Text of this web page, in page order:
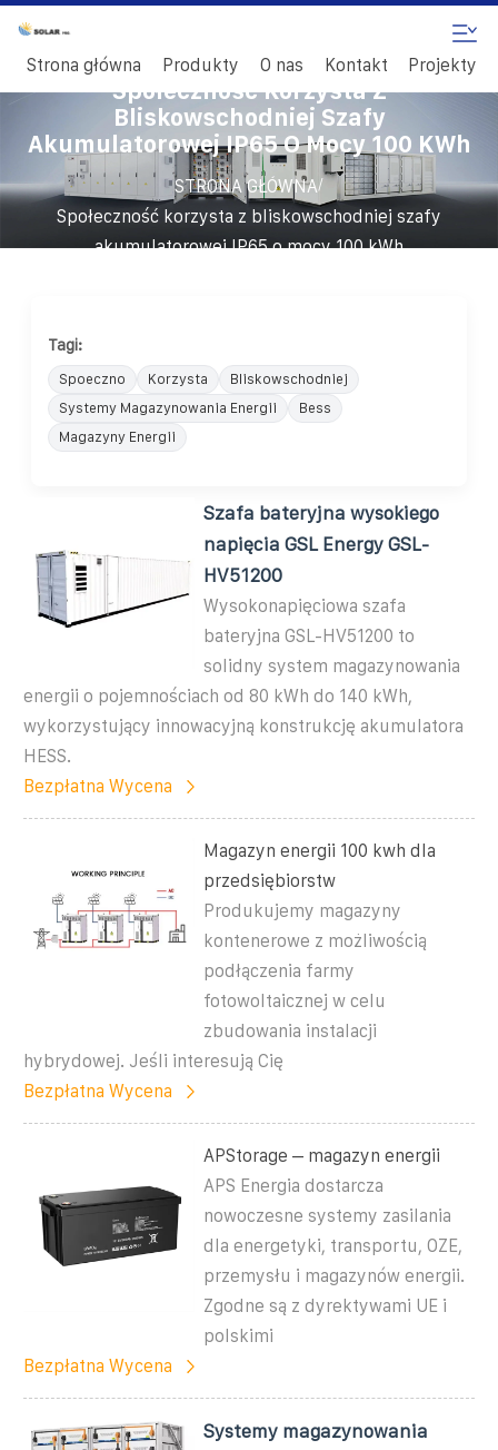
Strona główna Produkty O nas Kontakt Projekty
Społeczność Korzysta Z
Bliskowschodniej Szafy
Akumulatorowej IP65 O Mocy 100 KWh
STRONA GŁÓWNA/
Społeczność korzysta z bliskowschodniej szafy
akumulatorowej IP65 o mocy 100 kWh
Tagi:
Spoeczno Korzysta
Bliskowschodniej
Systemy Magazynowania Energii
Bess
Magazyny Energii
Szafa bateryjna wysokiego
napięcia GSL Energy GSL-
HV51200
Wysokonapięciowa szafa
bateryjna GSL-HV51200 to
solidny system magazynowania
energii o pojemnościach od 80 kWh do 140 kWh,
wykorzystujący innowacyjną konstrukcję akumulatora
HESS.
Bezpłatna Wycena
Magazyn energii 100 kwh dla
przedsiębiorstw
Produkujemy magazyny
kontenerowe z możliwością
podłączenia farmy
fotowoltaicznej w celu
zbudowania instalacji
hybrydowej. Jeśli interesują Cię
Bezpłatna Wycena
APStorage – magazyn energii
APS Energia dostarcza
nowoczesne systemy zasilania
dla energetyki, transportu, OZE,
przemysłu i magazynów energii.
Zgodne są z dyrektywami UE i
polskimi
Bezpłatna Wycena
Systemy magazynowania